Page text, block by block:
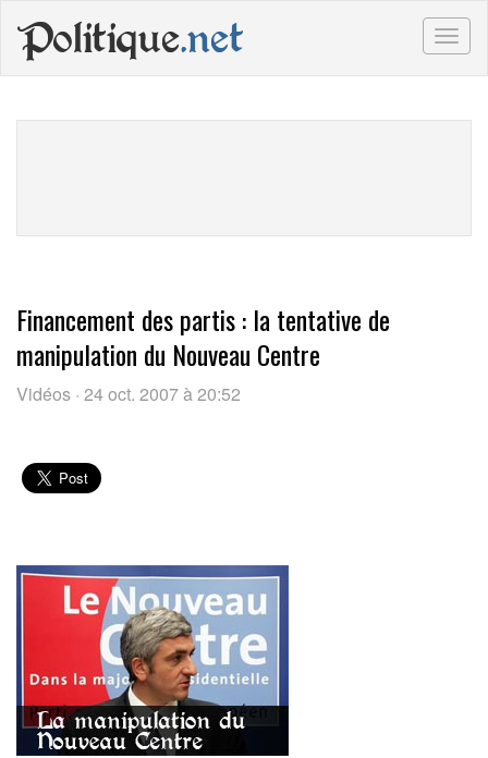
Politique.net
Financement des partis : la tentative de
manipulation du Nouveau Centre
Vidéos · 24 oct. 2007 à 20:52